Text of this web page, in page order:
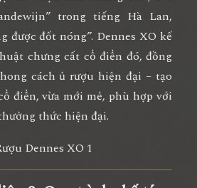
trong tiếng Hà Lan,
được đốt nóng”. Dennes XO kế
chưng cất cổ điển đó, đồng
cách ủ rượu hiện đại – tạo
điển, vừa mới mẻ, phù hợp với
thức hiện đại.